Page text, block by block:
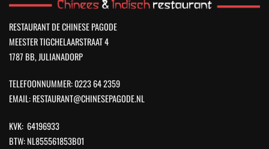
RESTAURANT DE CHINESE PAGODE
MEESTER TIGCHELAARSTRAAT 4
1787 BB, JULIANADORP
TELEFOONNUMMER: 0223 64 2359
EMAIL: RESTAURANT@CHINESEPAGODE.NL
KVK: 64196933
BTW: NL855561853B01